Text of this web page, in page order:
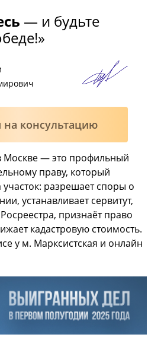
— и будьте
на консультацию
Москве — это профильный
праву, который
разрешает споры о
устанавливает сервитут,
признаёт право
кадастровую стоимость.
у м. Марксистская и онлайн